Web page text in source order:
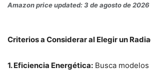
Amazon price updated:3 de agosto de
Criterios a Considerar al Elegir un
1. Eficiencia Energética: Busca